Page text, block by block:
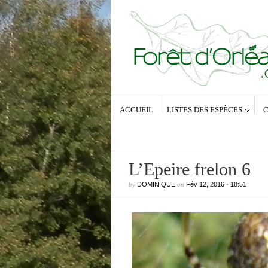
Commentaires récents
1761) – La Coquette
Anne-Lyse MESSAGER
dans
pyrina (Linné, 1761) – La Coquette
dansZeuzera pyrina
1761) – La Coquette
ACCUEIL LISTES DES ESPÈCES
L’Epeire frelon 6
by DOMINIQUEon Fév 12, 2016• 18:51